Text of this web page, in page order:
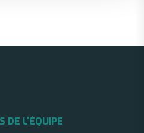
DE L'ÉQUIPE